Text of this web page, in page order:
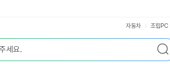
자동차 조립PC